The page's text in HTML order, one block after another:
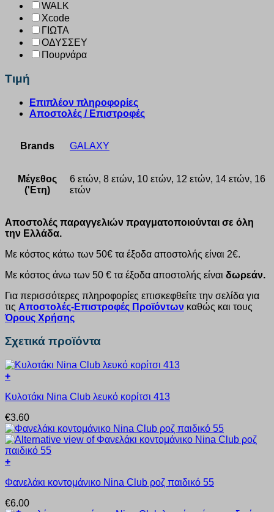
WALK
Xcode
ΓΙΩΤΑ
ΟΔΥΣΣΕΥ
Πουρνάρα
Τιμή
Επιπλέον πληροφορίες
Αποστολές / Επιστροφές
Brands GALAXY
Μέγεθος
('Ετη)
6 ετών, 8 ετών, 10 ετών, 12 ετών, 14 ετών, 16
ετών
Αποστολές παραγγελιών πραγματοποιούνται σε όλη
την Ελλάδα.
Με κόστος κάτω των 50€ τα έξοδα αποστολής είναι 2€.
Με κόστος άνω των 50 € τα έξοδα αποστολής είναι δωρεάν.
Για περισσότερες πληροφορίες επισκεφθείτε την σελίδα για
τις Αποστολές-Επιστροφές Προϊόντων καθώς και τους
Όρους Χρήσης
Σχετικά προϊόντα
+
το
έχει
πολλαπλές
παραλλαγές.
Οι
επιλογές
να
στη
Κυλοτάκι Nina Club λευκό κορίτσι 413
€3.60
+
το
έχει
Φανελάκι κοντομάνικο Nina Club ροζ παιδικό 55
€6.00